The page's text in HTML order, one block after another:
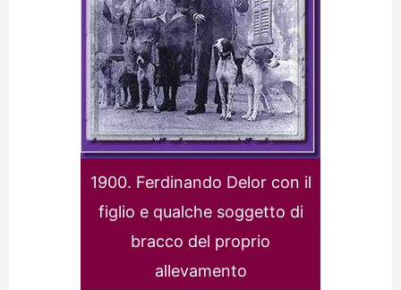
1900. Ferdinando Delor con il
figlio e qualche soggetto di
bracco del proprio
allevamento